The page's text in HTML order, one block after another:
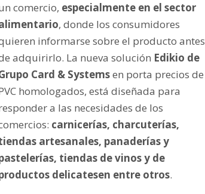
comercio, especialmente en el sector
, donde los consumidores
informarse sobre el producto antes
adquirirlo. La nueva solución Edikio de
Card & Systemsen porta precios de
homologados, está diseñada para
a las necesidades de los
carnicerías, charcuterías,
artesanales, panaderías y
tiendas de vinos y de
delicatesen entre otros.